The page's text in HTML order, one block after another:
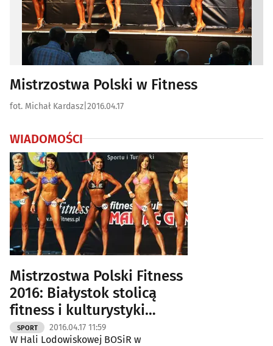
Mistrzostwa Polski w Fitness
fot. Michał Kardasz 2016.04.17
WIADOMOŚCI
Mistrzostwa Polski Fitness
2016: Białystok stolicą
fitness i kulturystyki
[ZDJĘCIA]
SPORT 2016.04.17 11:59
W Hali Lodowiskowej BOSiR w